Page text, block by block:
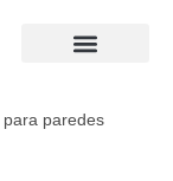
para paredes